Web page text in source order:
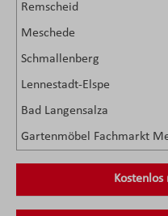
Remscheid
Meschede
Schmallenberg
Lennestadt-Elspe
Bad Langensalza
Gartenmöbel Fachmarkt